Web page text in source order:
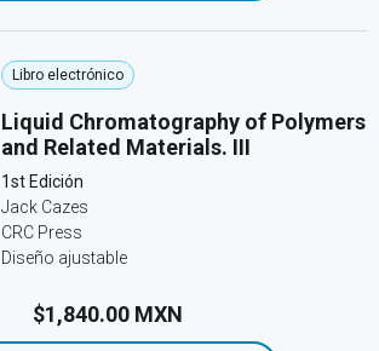
Libro electrónico
Liquid Chromatography of Polymers
and Related Materials. III
1st Edición
Jack Cazes
CRC Press
Diseño ajustable
$1,840.00 MXN